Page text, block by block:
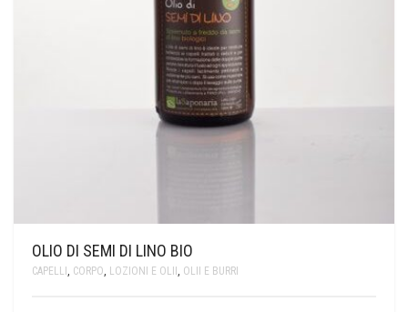
OLIO DI SEMI DI LINO BIO
CAPELLI CORPO LOZIONI E OLII OLII E BURRI